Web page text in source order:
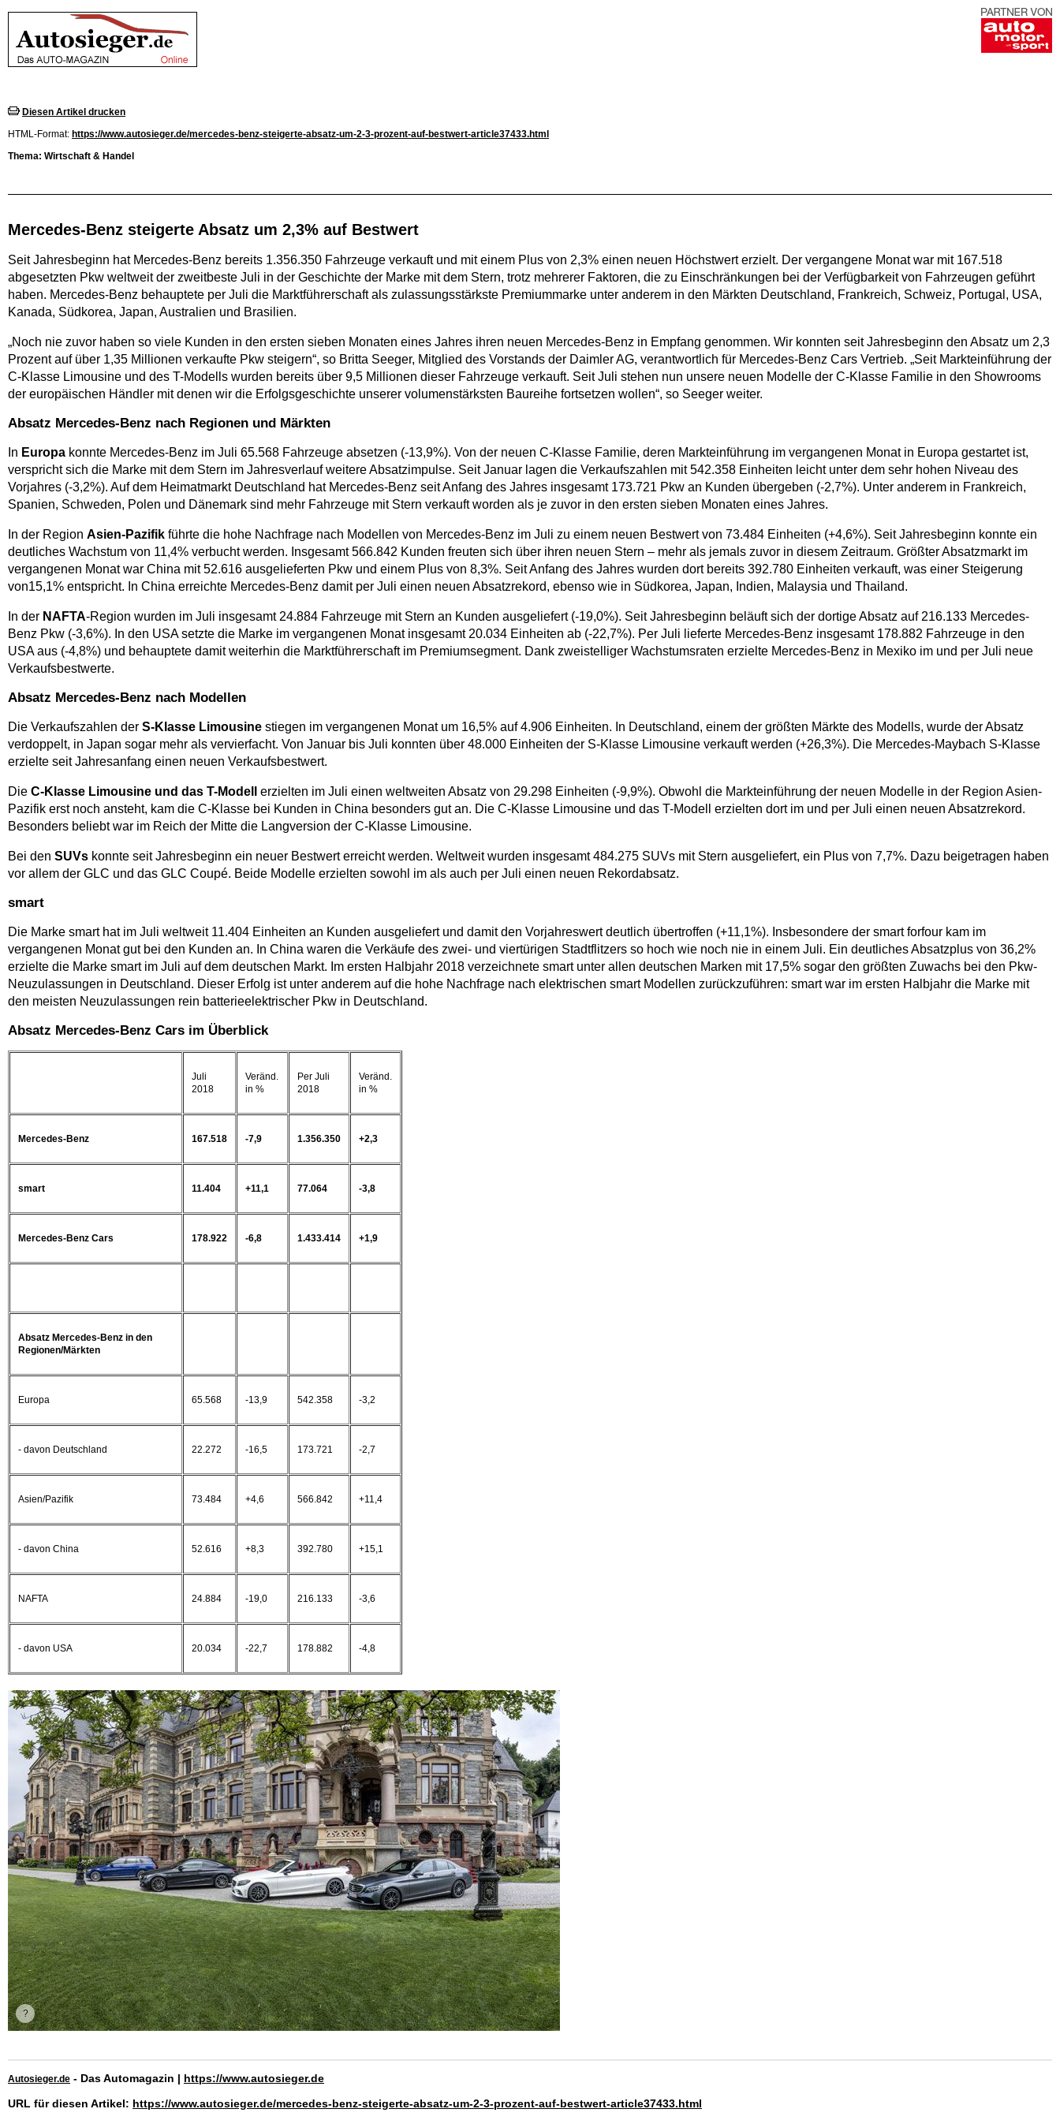
Diesen Artikel drucken
HTML-Format: https://www.autosieger.de/mercedes-benz-steigerte-absatz-um-2-3-prozent-auf-bestwert-article37433.html
Thema: Wirtschaft & Handel
Mercedes-Benz steigerte Absatz um 2,3% auf Bestwert
Seit Jahresbeginn hat Mercedes-Benz bereits 1.356.350 Fahrzeuge verkauft und mit einem Plus von 2,3% einen neuen Höchstwert erzielt. Der vergangene Monat war mit 167.518
abgesetzten Pkw weltweit der zweitbeste Juli in der Geschichte der Marke mit dem Stern, trotz mehrerer Faktoren, die zu Einschränkungen bei der Verfügbarkeit von Fahrzeugen geführt
haben. Mercedes-Benz behauptete per Juli die Marktführerschaft als zulassungsstärkste Premiummarke unter anderem in den Märkten Deutschland, Frankreich, Schweiz, Portugal, USA,
Kanada, Südkorea, Japan, Australien und Brasilien.
„Noch nie zuvor haben so viele Kunden in den ersten sieben Monaten eines Jahres ihren neuen Mercedes-Benz in Empfang genommen. Wir konnten seit Jahresbeginn den Absatz um 2,3
Prozent auf über 1,35 Millionen verkaufte Pkw steigern“, so Britta Seeger, Mitglied des Vorstands der Daimler AG, verantwortlich für Mercedes-Benz Cars Vertrieb. „Seit Markteinführung der
C-Klasse Limousine und des T-Modells wurden bereits über 9,5 Millionen dieser Fahrzeuge verkauft. Seit Juli stehen nun unsere neuen Modelle der C-Klasse Familie in den Showrooms
der europäischen Händler mit denen wir die Erfolgsgeschichte unserer volumenstärksten Baureihe fortsetzen wollen“, so Seeger weiter.
Absatz Mercedes-Benz nach Regionen und Märkten
In Europa konnte Mercedes-Benz im Juli 65.568 Fahrzeuge absetzen (-13,9%). Von der neuen C-Klasse Familie, deren Markteinführung im vergangenen Monat in Europa gestartet ist,
verspricht sich die Marke mit dem Stern im Jahresverlauf weitere Absatzimpulse. Seit Januar lagen die Verkaufszahlen mit 542.358 Einheiten leicht unter dem sehr hohen Niveau des
Vorjahres (-3,2%). Auf dem Heimatmarkt Deutschland hat Mercedes-Benz seit Anfang des Jahres insgesamt 173.721 Pkw an Kunden übergeben (-2,7%). Unter anderem in Frankreich,
Spanien, Schweden, Polen und Dänemark sind mehr Fahrzeuge mit Stern verkauft worden als je zuvor in den ersten sieben Monaten eines Jahres.
In der Region Asien-Pazifik führte die hohe Nachfrage nach Modellen von Mercedes-Benz im Juli zu einem neuen Bestwert von 73.484 Einheiten (+4,6%). Seit Jahresbeginn konnte ein
deutliches Wachstum von 11,4% verbucht werden. Insgesamt 566.842 Kunden freuten sich über ihren neuen Stern – mehr als jemals zuvor in diesem Zeitraum. Größter Absatzmarkt im
vergangenen Monat war China mit 52.616 ausgelieferten Pkw und einem Plus von 8,3%. Seit Anfang des Jahres wurden dort bereits 392.780 Einheiten verkauft, was einer Steigerung
von15,1% entspricht. In China erreichte Mercedes-Benz damit per Juli einen neuen Absatzrekord, ebenso wie in Südkorea, Japan, Indien, Malaysia und Thailand.
In der NAFTA-Region wurden im Juli insgesamt 24.884 Fahrzeuge mit Stern an Kunden ausgeliefert (-19,0%). Seit Jahresbeginn beläuft sich der dortige Absatz auf 216.133 Mercedes-
Benz Pkw (-3,6%). In den USA setzte die Marke im vergangenen Monat insgesamt 20.034 Einheiten ab (-22,7%). Per Juli lieferte Mercedes-Benz insgesamt 178.882 Fahrzeuge in den
USA aus (-4,8%) und behauptete damit weiterhin die Marktführerschaft im Premiumsegment. Dank zweistelliger Wachstumsraten erzielte Mercedes-Benz in Mexiko im und per Juli neue
Verkaufsbestwerte.
Absatz Mercedes-Benz nach Modellen
Die Verkaufszahlen der S-Klasse Limousine stiegen im vergangenen Monat um 16,5% auf 4.906 Einheiten. In Deutschland, einem der größten Märkte des Modells, wurde der Absatz
verdoppelt, in Japan sogar mehr als vervierfacht. Von Januar bis Juli konnten über 48.000 Einheiten der S-Klasse Limousine verkauft werden (+26,3%). Die Mercedes-Maybach S-Klasse
erzielte seit Jahresanfang einen neuen Verkaufsbestwert.
Die C-Klasse Limousine und das T-Modell
erzielten im Juli einen weltweiten Absatz von 29.298 Einheiten (-9,9%). Obwohl die Markteinführung der neuen Modelle in der Region Asien-
Pazifik erst noch ansteht, kam die C-Klasse bei Kunden in China besonders gut an. Die C-Klasse Limousine und das T-Modell erzielten dort im und per Juli einen neuen Absatzrekord.
Besonders beliebt war im Reich der Mitte die Langversion der C-Klasse Limousine.
Bei den SUVs konnte seit Jahresbeginn ein neuer Bestwert erreicht werden. Weltweit wurden insgesamt 484.275 SUVs mit Stern ausgeliefert, ein Plus von 7,7%. Dazu beigetragen haben
vor allem der GLC und das GLC Coupé. Beide Modelle erzielten sowohl im als auch per Juli einen neuen Rekordabsatz.
smart
Die Marke smart hat im Juli weltweit 11.404 Einheiten an Kunden ausgeliefert und damit den Vorjahreswert deutlich übertroffen (+11,1%). Insbesondere der smart forfour kam im
vergangenen Monat gut bei den Kunden an. In China waren die Verkäufe des zwei- und viertürigen Stadtflitzers so hoch wie noch nie in einem Juli. Ein deutliches Absatzplus von 36,2%
erzielte die Marke smart im Juli auf dem deutschen Markt. Im ersten Halbjahr 2018 verzeichnete smart unter allen deutschen Marken mit 17,5% sogar den größten Zuwachs bei den Pkw-
Neuzulassungen in Deutschland. Dieser Erfolg ist unter anderem auf die hohe Nachfrage nach elektrischen smart Modellen zurückzuführen: smart war im ersten Halbjahr die Marke mit
den meisten Neuzulassungen rein batterieelektrischer Pkw in Deutschland.
Absatz Mercedes-Benz Cars im Überblick
Juli
2018
Veränd.
in %
Per Juli
2018
Veränd.
in %
Mercedes-Benz 167.518 -7,9 1.356.350 +2,3
smart 11.404 +11,1 77.064 -3,8
Mercedes-Benz Cars 178.922 -6,8 1.433.414 +1,9
Absatz Mercedes-Benz in den
Regionen/Märkten
Europa 65.568 -13,9 542.358 -3,2
- davon Deutschland 22.272 -16,5 173.721 -2,7
Asien/Pazifik 73.484 +4,6 566.842 +11,4
- davon China 52.616 +8,3 392.780 +15,1
NAFTA 24.884 -19,0 216.133 -3,6
- davon USA 20.034 -22,7 178.882 -4,8
Autosieger.de - Das Automagazin | https://www.autosieger.de
URL für diesen Artikel: https://www.autosieger.de/mercedes-benz-steigerte-absatz-um-2-3-prozent-auf-bestwert-article37433.html